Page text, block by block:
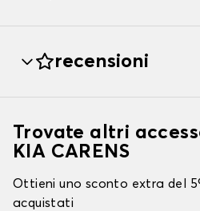
recensioni
Trovate altri
KIA CARENS
Ottieni uno sconto extra del
acquistati